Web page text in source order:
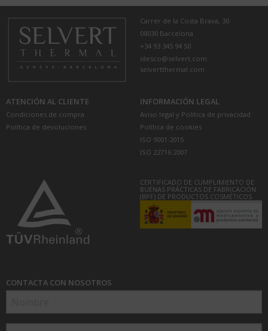
Carrer de la Costa Brava, 30
08030 Barcelona
+34 93 345 94 50
idesco@selvert.com
selvertthermal.com
ATENCIÓN AL CLIENTE
Condiciones de compra
Política de devoluciones
INFORMACIÓN LEGAL
Aviso legal y Política de privacidad
Política de cookies
ISO 9001:2015
ISO 22716:2007
CERTIFICADO DE CUMPLIMIENTO DE
BUENAS PRÁCTICAS DE FABRICACIÓN
(BPF) DE PRODUCTOS COSMÉTICOS
CONTACTA CON NOSOTROS